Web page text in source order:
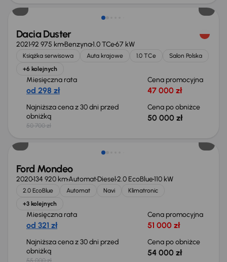
Dacia Duster
202192 975 kmBenzyna1.0 TCe67 kW
Książka serwisowa Auta krajowe 1.0 TCe
Salon Polska
+6 kolejnych
Miesięczna rata
od 298 zł
Cena promocyjna
47 000 zł
Najniższa cena z 30 dni przed
obniżką
50 700 zł
Cena po obniżce
50 000 zł
Taniej o 1 000 zł
Ford Mondeo
2020134 920 kmAutomatDiesel2.0 EcoBlue110 kW
2.0 EcoBlue Automat Navi
Klimatronic
+3 kolejnych
Miesięczna rata
od 321 zł
Cena promocyjna
51 000 zł
Najniższa cena z 30 dni przed
obniżką
55 000 zł
Cena po obniżce
54 000 zł